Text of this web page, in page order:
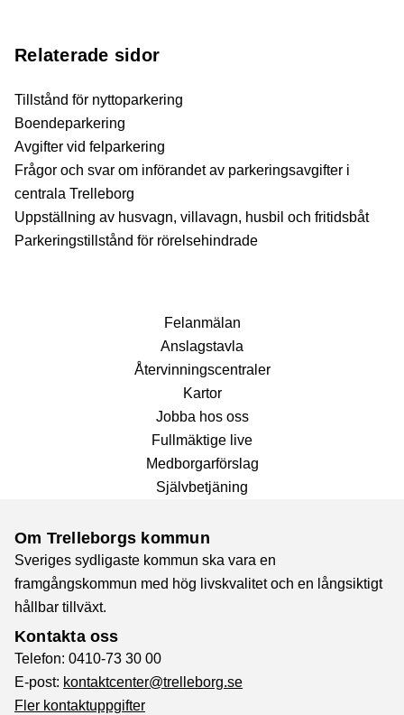
Relaterade sidor
Tillstånd för nyttoparkering
Boendeparkering
Avgifter vid felparkering
Frågor och svar om införandet av parkeringsavgifter i
centrala Trelleborg
Uppställning av husvagn, villavagn, husbil och fritidsbåt
Parkeringstillstånd för rörelsehindrade
Fel­anmälan
Anslags­tavla
Återvinnings­centraler
Kartor
Jobba hos oss
Fullmäktige live
Medborgarförslag
Självbetjäning
Om Trelleborgs kommun
Sveriges sydligaste kommun ska vara en
framgångskommun med hög livskvalitet och en långsiktigt
hållbar tillväxt.
Kontakta oss
Telefon: 0410-73 30 00
E-post: kontaktcenter@trelleborg.se
Fler kontaktuppgifter